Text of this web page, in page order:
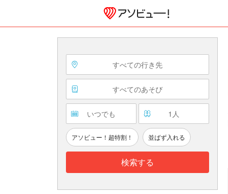
すべての行き先
すべてのあそび
いつでも 1 人
アソビュー！超特割！ 並ばず入れる
検索する